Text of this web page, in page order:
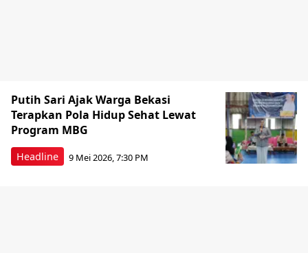
Headline
Putih Sari Ajak Warga Bekasi
Terapkan Pola Hidup Sehat Lewat
Program MBG
9 Mei 2026, 7:30 PM